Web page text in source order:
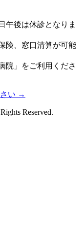
午後は休診となりま
険、窓口清算が可能
院」をご利用くださ
い →
Reserved.